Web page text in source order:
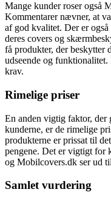
Mange kunder roser også
Kommentarer nævner, at
af god kvalitet. Der er
deres covers og
få produkter, der beskytter
udseende og
krav.
Rimelige priser
En anden vigtig faktor,
kunderne, er de rimelige
produkterne er prissat til
pengene. Det er vigtigt for
og Mobilcovers.dk ser ud
Samlet vurdering